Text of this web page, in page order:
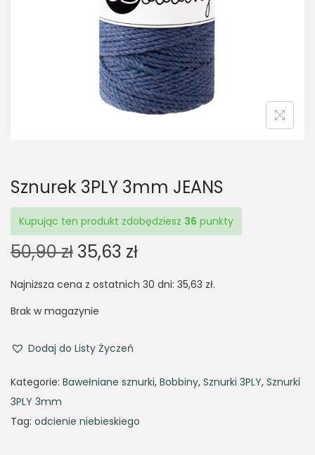
i
o
n
Sznurek 3PLY 3mm JEANS
Kupując ten produkt zdobędziesz 36 punkty
50,90zł O
i
g
n
l
r
35,63 złC
r
p
i
Najniższa cena z ostatnich 30 dni: 35,63 zł.
Brak w magazynie
Dodaj do Listy Życzeń
Kategorie: Bawełniane sznurki, Bobbiny, Sznurki 3PLY, Sznurki
3PLY 3mm
Tag: odcienie niebieskiego